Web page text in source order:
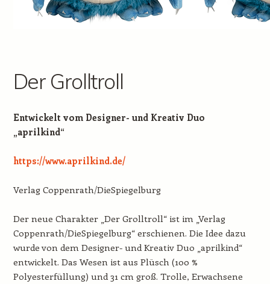
Der Grolltroll
Entwickelt vom Designer- und Kreativ Duo
„aprilkind“
https://www.aprilkind.de/
Verlag Coppenrath/DieSpiegelburg
Der neue Charakter „Der Grolltroll“ ist im „Verlag
Coppenrath/DieSpiegelburg“ erschienen. Die Idee dazu
wurde von dem Designer- und Kreativ Duo „aprilkind“
entwickelt. Das Wesen ist aus Plüsch (100 %
Polyesterfüllung) und 31 cm groß. Trolle, Erwachsene